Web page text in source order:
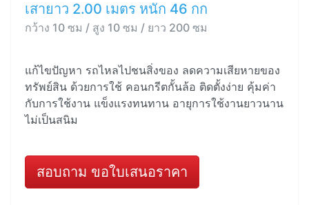
เสายาว 2.00 เมตร หนัก 46 กก
กว้าง 10 ซม / สูง 10 ซม / ยาว 200 ซม
แก้ไขปัญหา รถไหลไปชนสิ่งของ ลดความเสียหายของ
ทรัพย์สิน ด้วยการใช้ คอนกรีตกั้นล้อ ติดตั้งง่าย คุ้มค่า
กับการใช้งาน แข็งแรงทนทาน อายุการใช้งานยาวนาน
ไม่เป็นสนิม
สอบถาม ขอใบเสนอราคา